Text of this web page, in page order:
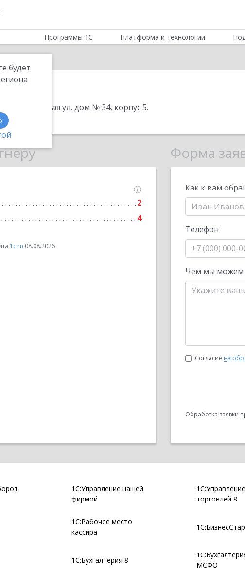
будет
Программы 1С Платформа и технологии
Марксистская ул, дом № 34, корпус 5.
2
4
1c.ru 08.08.2026
Форма
Как к вам
Телефон
Чем мы можем
Согласие на
Обработка заявки
1С:Управление нашей
фирмой
1С:Управление
торговлей 8
1С:Рабочее место
кассира
1С:Бухгалтерия 8
МСФО